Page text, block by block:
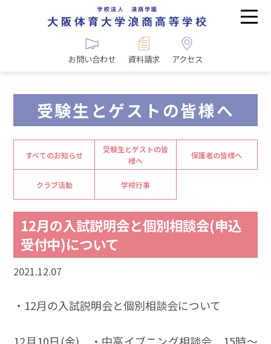
お問い合わせ 資料請求 アクセス
受験生とゲストの皆様へ
すべてのお知らせ
受験生とゲストの皆
様へ
保護者の皆様へ
クラブ活動 学校行事
12月の入試説明会と個別相談会(申込
受付中)について
2021.12.07
・12月の入試説明会と個別相談会について
12月10日(金) ・中高イブニング相談会 15時～